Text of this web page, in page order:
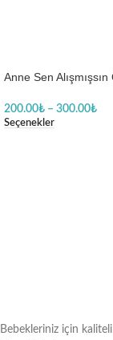
Anne Sen
Baskılı Zıbın
200.00₺ – 300.00₺
Seçenekler
Bebekleriniz için kaliteli